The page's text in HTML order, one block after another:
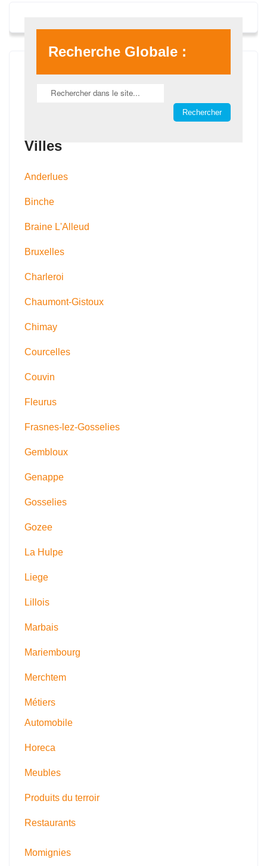
Recherche Globale :
Villes
Anderlues
Binche
Braine L'Alleud
Bruxelles
Charleroi
Chaumont-Gistoux
Chimay
Courcelles
Couvin
Fleurus
Frasnes-lez-Gosselies
Gembloux
Genappe
Gosselies
Gozee
La Hulpe
Liege
Lillois
Marbais
Mariembourg
Merchtem
Métiers
Automobile
Horeca
Meubles
Produits du terroir
Restaurants
Momignies